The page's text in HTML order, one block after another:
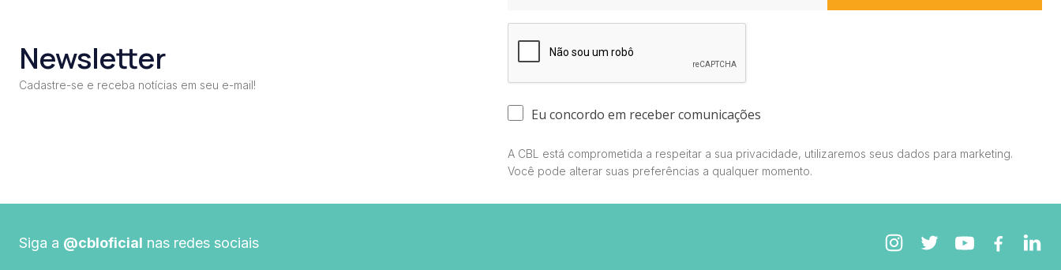
Newsletter
Cadastre-se e receba notícias em seu e-mail!
Eu concordo em receber comunicações
A CBL está comprometida a respeitar a sua privacidade, utilizaremos seus dados para marketing.
Você pode alterar suas preferências a qualquer momento.
Siga a @cbloficial nas redes sociais